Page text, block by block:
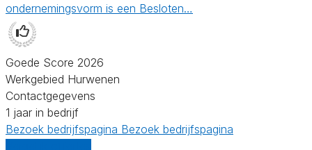
ondernemingsvorm is een Besloten…
Goede Score 2026
Werkgebied Hurwenen
Contactgegevens
1 jaar in bedrijf
Bezoek bedrijfspagina Bezoek bedrijfspagina